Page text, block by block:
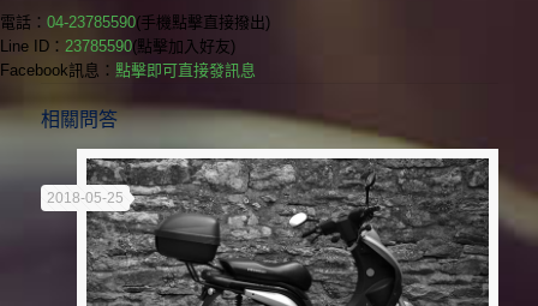
電話： 04-23785590(手機點擊直接撥出)
Line ID： 23785590(點擊加入好友)
Facebook訊息： 點擊即可直接發訊息
相關問答
2018-05-25